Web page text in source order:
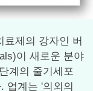
제의 강자인 버
이 새로운 분야
계의 줄기세포
업계는 '의외의